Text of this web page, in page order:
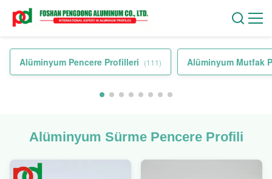
Alüminyum Pencere Profilleri (111) Alüminyum Mutfak
Alüminyum Sürme Pencere Profili